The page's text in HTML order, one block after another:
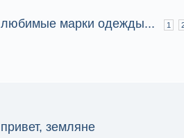
любимые марки одежды... 1
привет, земляне